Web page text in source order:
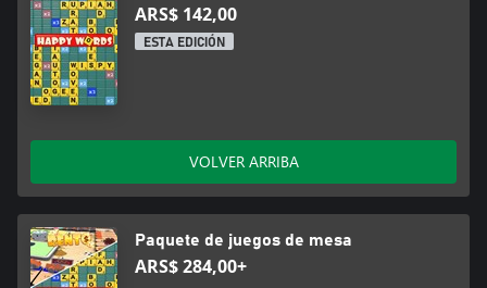
ARS$ 142,00
ESTA EDICIÓN
VOLVER ARRIBA
Paquete de juegos de mesa
ARS$ 284,00+